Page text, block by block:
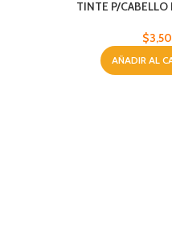
TINTE P/
$3,50
AÑADIR AL